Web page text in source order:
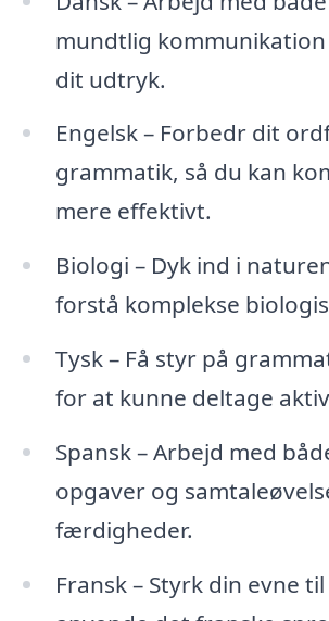
mundtlig
dit udtryk.
Engelsk – Forbedr dit
grammatik, så du kan
mere effektivt.
Biologi – Dyk ind i
forstå komplekse
Tysk – Få styr på
for at kunne deltage
Spansk – Arbejd med
opgaver og
færdigheder.
Fransk – Styrk din evne